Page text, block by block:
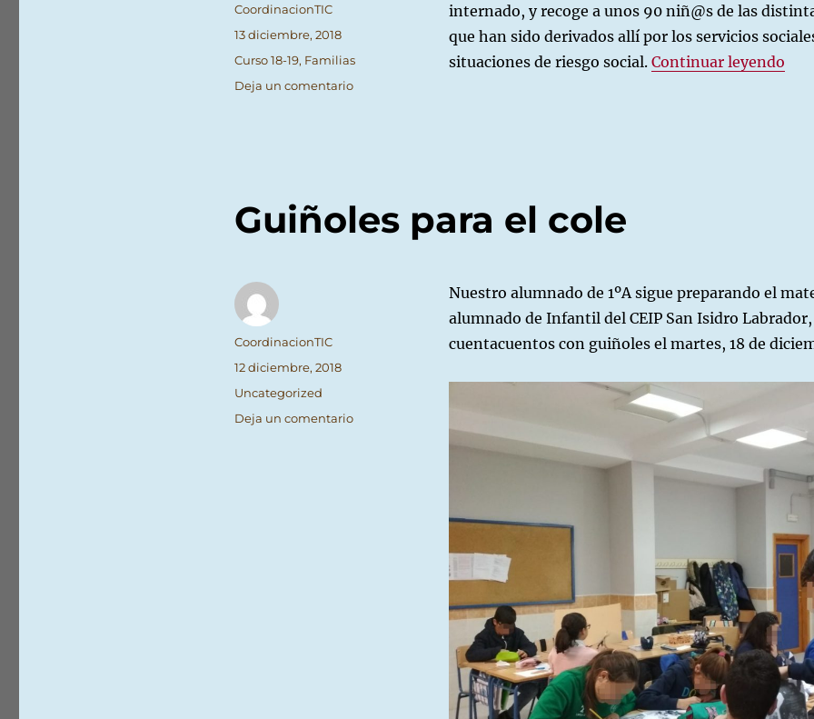
internado, y recoge a unos 90 niñ@s de las
que han sido derivados allí por los servicios
situaciones de riesgo social.Continuar leyendo
Autor
CoordinacionTIC
Publicado
el
13 diciembre, 2018
Categorías
Curso 18-19, Familias
Deja un comentarioen
Teresa
Guiñoles para el cole
Nuestro alumnado de 1ºA sigue preparando el
alumnado de Infantil del CEIP San Isidro
cuentacuentos con guiñoles el martes, 18 de
Autor
CoordinacionTIC
Publicado
12 diciembre, 2018
Categorías
Uncategorized
Deja un comentarioen